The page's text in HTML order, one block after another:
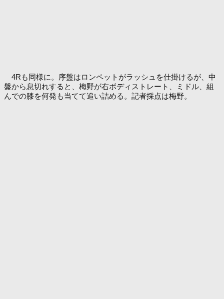
4Rも同様に。序盤はロンペットがラッシュを仕掛けるが、中
盤から息切れすると、梅野が右ボディストレート、ミドル、組
んでの膝を何発も当てて追い詰める。記者採点は梅野。